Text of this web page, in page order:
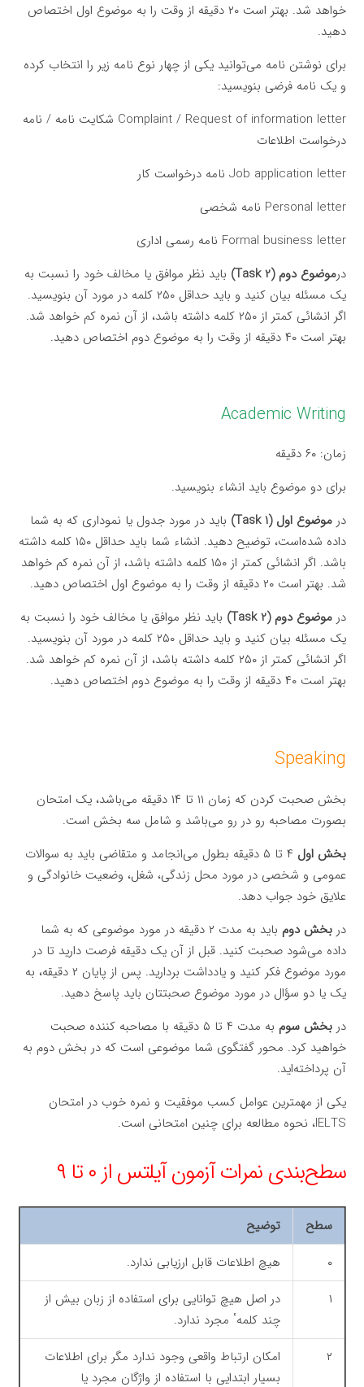
خواهد شد. بهتر است ۲۰ دقیقه از وقت را به موضوع اول اختصاص
دهید.
برای نوشتن نامه می‌توانید یکی از چهار نوع نامه زیر را انتخاب کرده
و یک نامه فرضی بنویسید:
Complaint / Request of information letter شکایت نامه / نامه
درخواست اطلاعات
Job application letter نامه درخواست کار
Personal letter نامه شخصی
Formal business letter نامه رسمی اداری
درموضوع دوم (Task 2)
باید نظر موافق یا مخالف خود را نسبت به
یک مسئله بیان کنید و باید حداقل ۲۵۰ کلمه در مورد آن بنویسید.
اگر انشائی کمتر از ۲۵۰ کلمه داشته باشد، از آن نمره کم خواهد شد.
بهتر است ۴۰ دقیقه از وقت را به موضوع دوم اختصاص دهید.
Academic Writing
زمان: ۶۰ دقیقه
برای دو موضوع باید انشاء بنویسید.
درموضوع اول (Task 1)
باید در مورد جدول یا نموداری که به شما
داده شده‌است، توضیح دهید. انشاء شما باید حداقل ۱۵۰ کلمه داشته
باشد. اگر انشائی کمتر از ۱۵۰ کلمه داشته باشد، از آن نمره کم خواهد
شد. بهتر است ۲۰ دقیقه از وقت را به موضوع اول اختصاص دهید.
درموضوع دوم (Task 2)
باید نظر موافق یا مخالف خود را نسبت به
یک مسئله بیان کنید و باید حداقل ۲۵۰ کلمه در مورد آن بنویسید.
اگر انشائی کمتر از ۲۵۰ کلمه داشته باشد، از آن نمره کم خواهد شد.
بهتر است ۴۰ دقیقه از وقت را به موضوع دوم اختصاص دهید.
Speaking
بخش صحبت کردن که زمان ۱۱ تا ۱۴ دقیقه می‌باشد، یک امتحان
بصورت مصاحبه رو در رو می‌باشد و شامل سه بخش است.
بخش اول
۴ تا ۵ دقیقه بطول می‌انجامد و متقاضی باید به سوالات
عمومی و شخصی در مورد محل زندگی، شغل، وضعیت خانوادگی و
علایق خود جواب دهد.
دربخش دوم
باید به مدت ۲ دقیقه در مورد موضوعی که به شما
داده می‌شود صحبت کنید. قبل از آن یک دقیقه فرصت دارید تا در
مورد موضوع فکر کنید و یادداشت بردارید. پس از پایان ۲ دقیقه، به
یک یا دو سؤال در مورد موضوع صحبتتان باید پاسخ دهید.
دربخش سوم
به مدت ۴ تا ۵ دقیقه با مصاحبه کننده صحبت
خواهید کرد. محور گفتگوی شما موضوعی است که در بخش دوم به
آن پرداخته‌اید.
یکی از مهمترین عوامل کسب موفقیت و نمره خوب در امتحان
IELTS، نحوه مطالعه برای چنین امتحانی است.
سطح‌بندی نمرات آزمون آیلتس از ۰ تا ۹
سطح
توضیح
۰
هیچ اطلاعات قابل ارزیابی ندارد.
۱
در اصل هیچ توانایی برای استفاده از زبان بیش از
چند کلمهٴ مجرد ندارد.
۲
امکان ارتباط واقعی وجود ندارد مگر برای اطلاعات
بسیار ابتدایی با استفاده از واژگان مجرد یا